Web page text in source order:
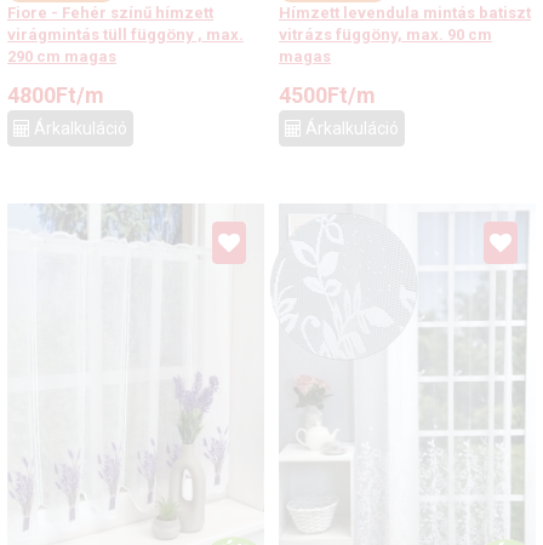
Fiore - Fehér színű hímzett
virágmintás tüll függöny , max.
290 cm magas
4800Ft/m
Árkalkuláció
Hímzett levendula mintás batiszt
vitrázs függöny, max. 90 cm
magas
4500Ft/m
Árkalkuláció